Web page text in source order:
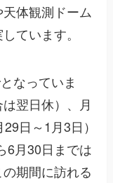
体観測ドーム
ています。
なっていま
翌日休）、月
日～1月3日）
6月30日までは
期間に訪れる